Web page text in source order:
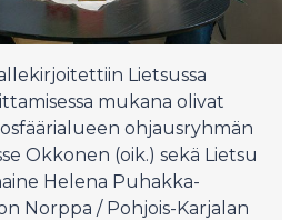
Lietsussa
mukana olivat
ohjausryhmän
Okkonen (oik.) sekä Lietsu
Helena Puhakka-
Norppa / Pohjois-Karjalan